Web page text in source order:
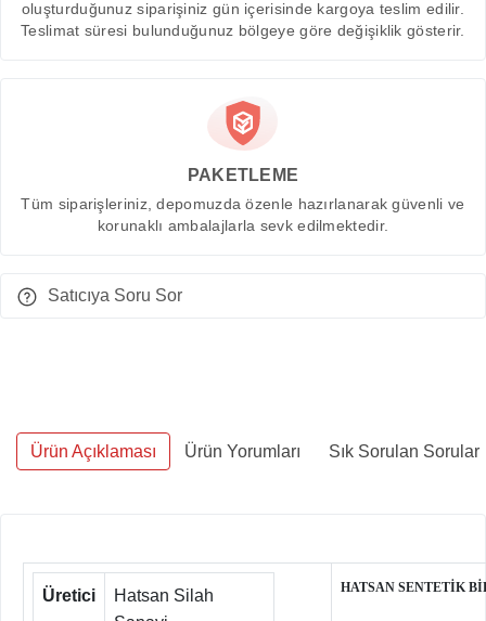
oluşturduğunuz siparişiniz gün içerisinde kargoya teslim edilir.
Teslimat süresi bulunduğunuz bölgeye göre değişiklik gösterir.
PAKETLEME
Tüm siparişleriniz, depomuzda özenle hazırlanarak güvenli ve
korunaklı ambalajlarla sevk edilmektedir.
Satıcıya Soru Sor
Ürün Açıklaması Ürün Yorumları Sık Sorulan Sorular
Üretici
Hatsan Silah
HATSAN SENTETİK